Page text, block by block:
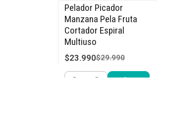
-20% OFF
Pelador Picador
Manzana Pela Fruta
Cortador Espiral
Multiuso
$23.990$29.990